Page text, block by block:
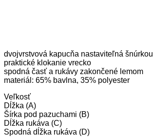
dvojvrstvová kapucňa nastaviteľná šnúrkou
praktické klokanie vrecko
spodná časť a rukávy zakončené lemom
materiál: 65% bavlna, 35% polyester
Veľkosť
Dĺžka (A)
Šírka pod pazuchami (B)
Dĺžka rukáva (C)
Spodná dĺžka rukáva (D)